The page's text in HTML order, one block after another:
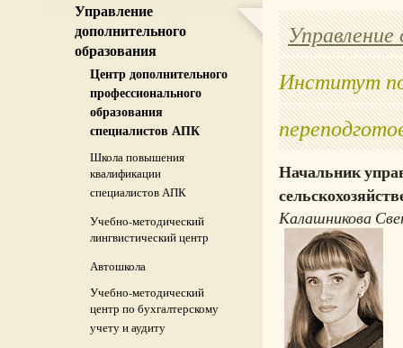
Управление
дополнительного
образования
Центр дополнительного
профессионального
образования
специалистов АПК
Школа повышения
квалификации
специалистов АПК
Учебно-методический
лингвистический центр
Автошкола
Учебно-методический
центр по бухгалтерскому
учету и аудиту
Управление
Институт
Начальник
Калашникова